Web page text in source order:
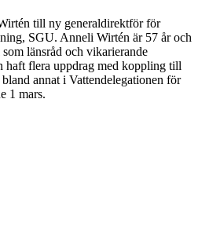
till ny generaldirektför för
SGU. Anneli Wirtén är 57 år och
länsråd och vikarierande
haft flera uppdrag med koppling till
annat i Vattendelegationen för
1 mars.